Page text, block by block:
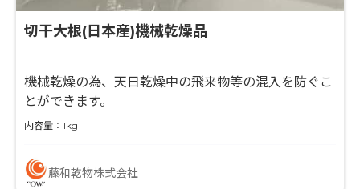
切干大根(日本産)機械乾燥品
機械乾燥の為、天日乾燥中の飛来物等の混入を防ぐこ
とができます。
内容量：1kg
藤和乾物株式会社